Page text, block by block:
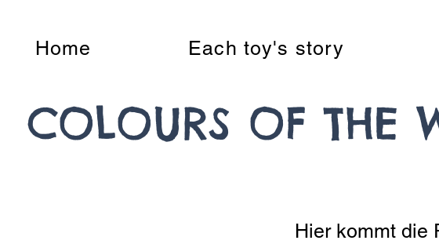
Home Each toy's story
COLOURS OF THE
Hier kommt die